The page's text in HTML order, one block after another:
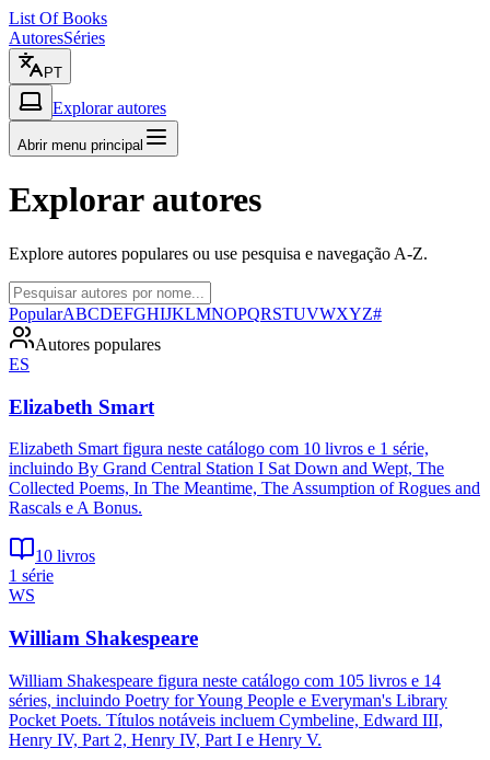
List Of Books
AutoresSéries
PT
Explorar autores
Abrir menu principal
Explorar autores
Explore autores populares ou use pesquisa e navegação A-Z.
PopularABCDEFGHIJKLMNOPQRSTUVWXYZ#
Autores populares
ES
Elizabeth Smart
Elizabeth Smart figura neste catálogo com 10 livros e 1 série,
incluindo By Grand Central Station I Sat Down and Wept, The
Collected Poems, In The Meantime, The Assumption of Rogues and
Rascals e A Bonus.
10 livros
1 série
WS
William Shakespeare
William Shakespeare figura neste catálogo com 105 livros e 14
séries, incluindo Poetry for Young People e Everyman's Library
Pocket Poets. Títulos notáveis incluem Cymbeline, Edward III,
Henry IV, Part 2, Henry IV, Part I e Henry V.